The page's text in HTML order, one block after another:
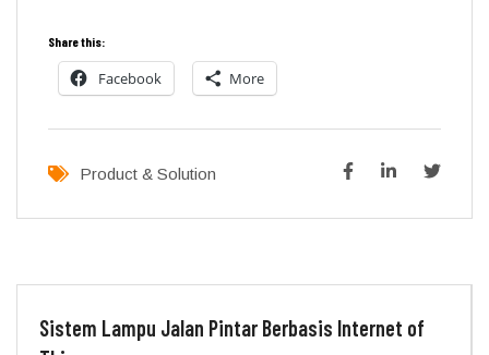
Share this:
Facebook More
Product & Solution
Sistem Lampu Jalan Pintar Berbasis Internet of